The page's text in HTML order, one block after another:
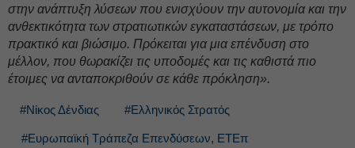
στην ανάπτυξη λύσεων που ενισχύουν την αυτονομία και την
ανθεκτικότητα των στρατιωτικών εγκαταστάσεων, με τρόπο
πρακτικό και βιώσιμο. Πρόκειται για μια επένδυση στο
μέλλον, που θωρακίζει τις υποδομές και τις καθιστά πιο
έτοιμες να ανταποκριθούν σε κάθε πρόκληση».
#Νίκος Δένδιας #Ελληνικός Στρατός
#Ευρωπαϊκή Τράπεζα Επενδύσεων, ΕΤΕπ